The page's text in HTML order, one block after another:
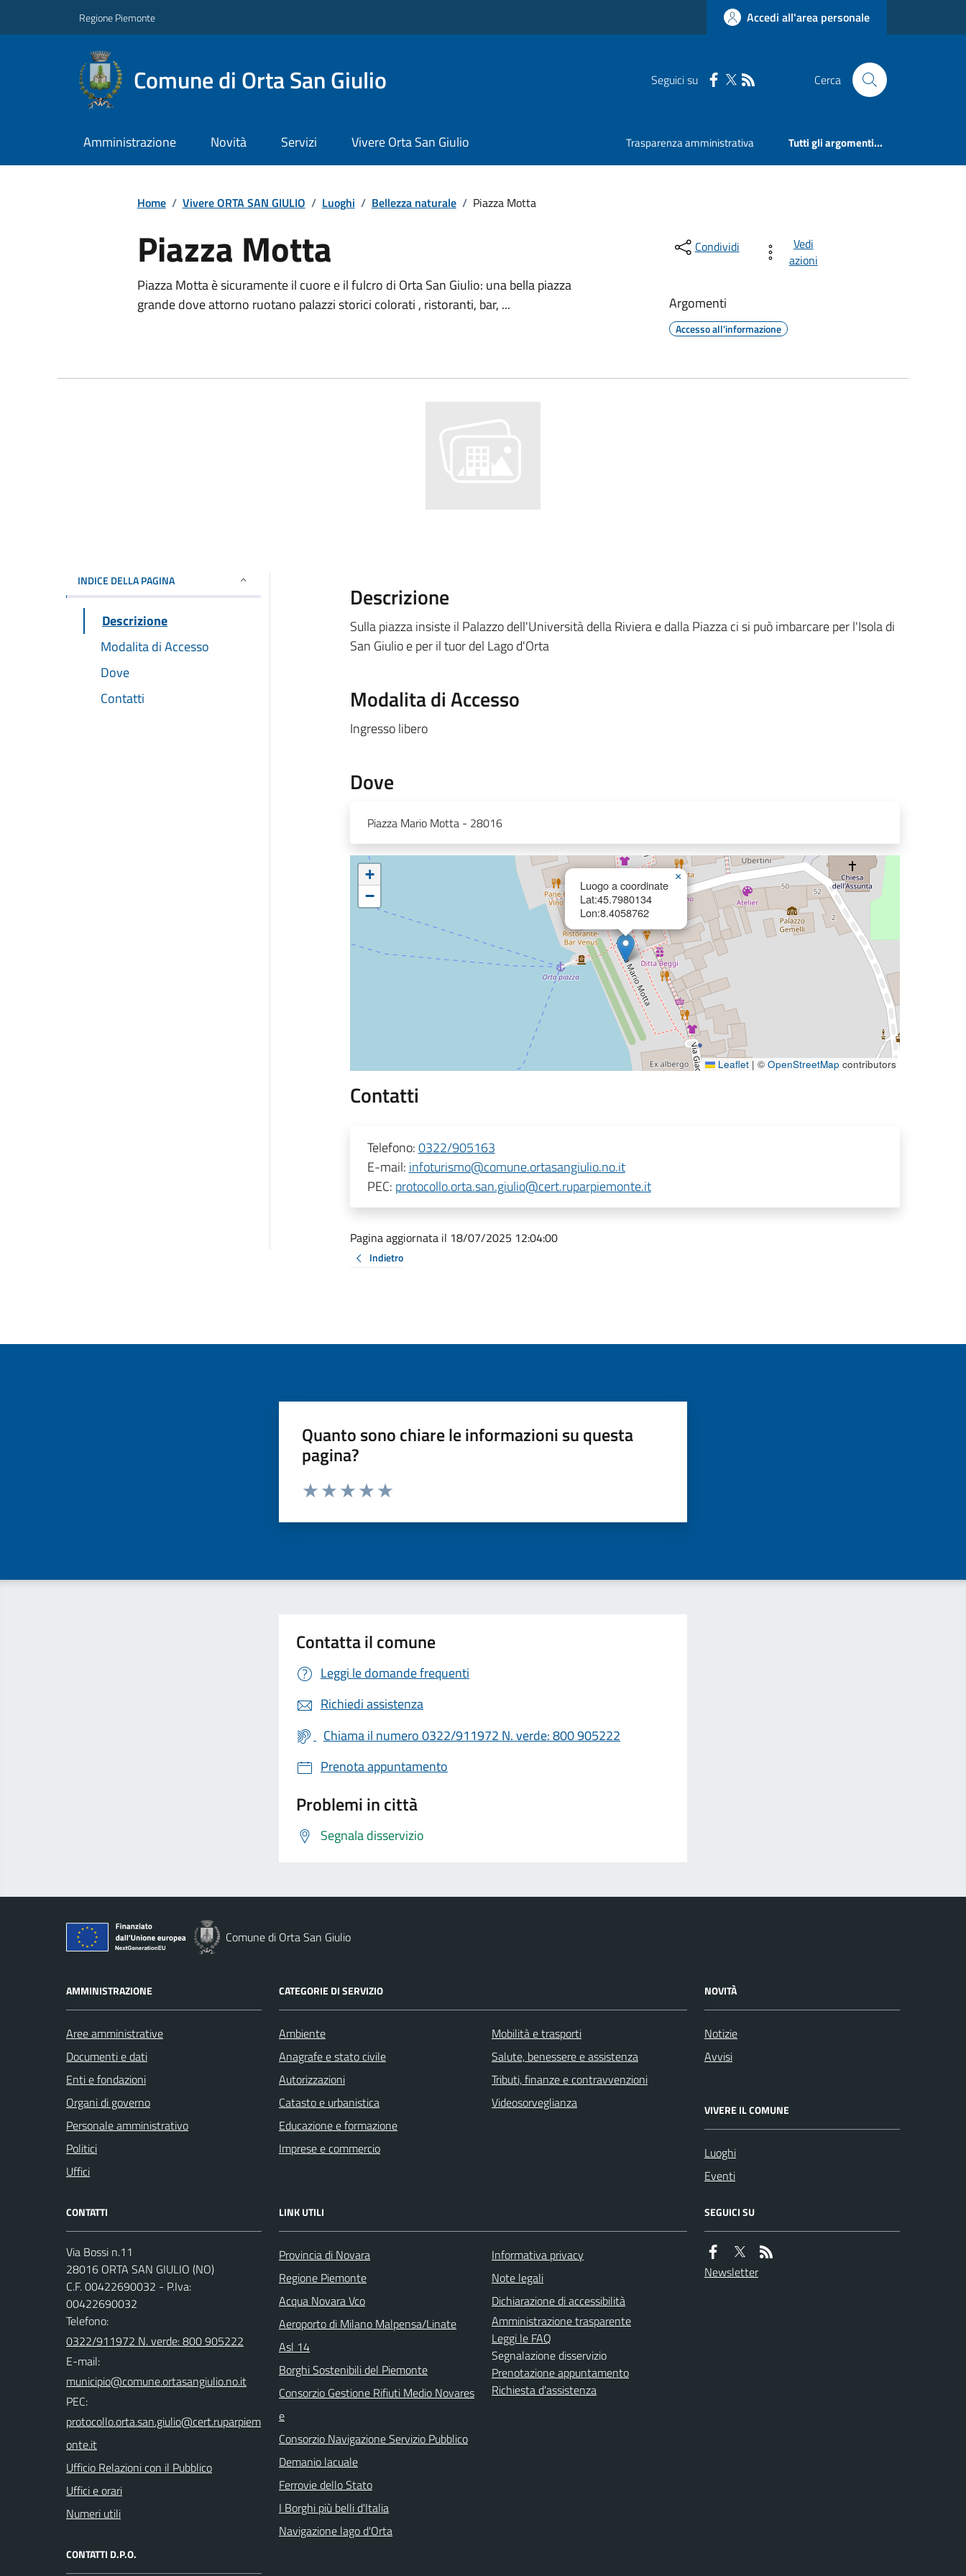
Regione Piemonte Accedi all'area personale
Comune di Orta San Giulio Seguici su Cerca
Amministrazione Novità Servizi Vivere Orta San Giulio Trasparenza amministrativa Tutti gli argomenti...
Home / Vivere ORTA SAN GIULIO / Luoghi / Bellezza naturale / Piazza Motta
Piazza Motta
Piazza Motta è sicuramente il cuore e il fulcro di Orta San Giulio: una bella piazza
grande dove attorno ruotano palazzi storici colorati , ristoranti, bar, ...
Condividi
Vedi
azioni
Argomenti
Accesso all'informazione
INDICE DELLA PAGINA
Descrizione
Modalita di Accesso
Dove
Contatti
Descrizione
Sulla piazza insiste il Palazzo dell'Università della Riviera e dalla Piazza ci si può imbarcare per l'Isola di
San Giulio e per il tuor del Lago d'Orta
Modalita di Accesso
Ingresso libero
Dove
Piazza Mario Motta - 28016
Luogo a coordinate
Lat:45.7980134
Lon:8.4058762
×
+
−
Leaflet | © OpenStreetMap contributors
Contatti
Telefono:0322/905163
E-mail: infoturismo@comune.ortasangiulio.no.it
PEC: protocollo.orta.san.giulio@cert.ruparpiemonte.it
Pagina aggiornata il 18/07/2025 12:04:00
Indietro
Quanto sono chiare le informazioni su questa
pagina?
Valuta da 1 a 5 stelle la pagina
Contatta il comune
Leggi le domande frequenti
Richiedi assistenza
Chiama il numero 0322/911972 N. verde: 800 905222
Prenota appuntamento
Problemi in città
Segnala disservizio
Comune di Orta San Giulio
AMMINISTRAZIONE
Aree amministrative
Documenti e dati
Enti e fondazioni
Organi di governo
Personale amministrativo
Politici
Uffici
CATEGORIE DI SERVIZIO
Ambiente
Anagrafe e stato civile
Autorizzazioni
Catasto e urbanistica
Educazione e formazione
Imprese e commercio
Mobilità e trasporti
Salute, benessere e assistenza
Tributi, finanze e contravvenzioni
Videosorveglianza
NOVITÀ
Notizie
Avvisi
VIVERE IL COMUNE
Luoghi
Eventi
CONTATTI
Via Bossi n.11
28016 ORTA SAN GIULIO (NO)
C.F. 00422690032 - P.Iva:
00422690032
Telefono:
0322/911972 N. verde: 800 905222
E-mail:
PEC:
Ufficio Relazioni con il Pubblico
Uffici e orari
Numeri utili
CONTATTI D.P.O.
LINK UTILI
Provincia di Novara
Regione Piemonte
Acqua Novara Vco
Aeroporto di Milano Malpensa/Linate
Asl 14
Borghi Sostenibili del Piemonte
Consorzio Gestione Rifiuti Medio Novares
e
Consorzio Navigazione Servizio Pubblico
Demanio lacuale
Ferrovie dello Stato
I Borghi più belli d'Italia
Navigazione lago d'Orta
Informativa privacy
Note legali
Dichiarazione di accessibilità
Amministrazione trasparente
Leggi le FAQ
Segnalazione disservizio
Prenotazione appuntamento
Richiesta d'assistenza
SEGUICI SU
Newsletter